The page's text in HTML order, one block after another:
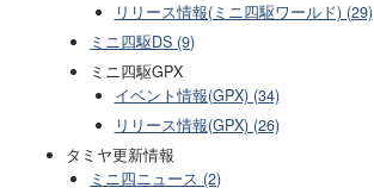
リリース情報(ミニ四駆ワールド) (29)
ミニ四駆DS (9)
ミニ四駆GPX
イベント情報(GPX) (34)
リリース情報(GPX) (26)
タミヤ更新情報
ミニ四ニュース (2)